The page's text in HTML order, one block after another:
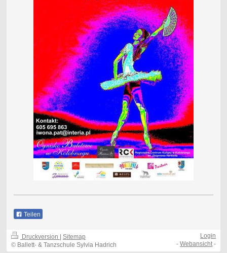
Teilen
Druckversion
Sitemap
© Ballett- & Tanzschule Sylvia Hadrich
Login
-Webansicht-